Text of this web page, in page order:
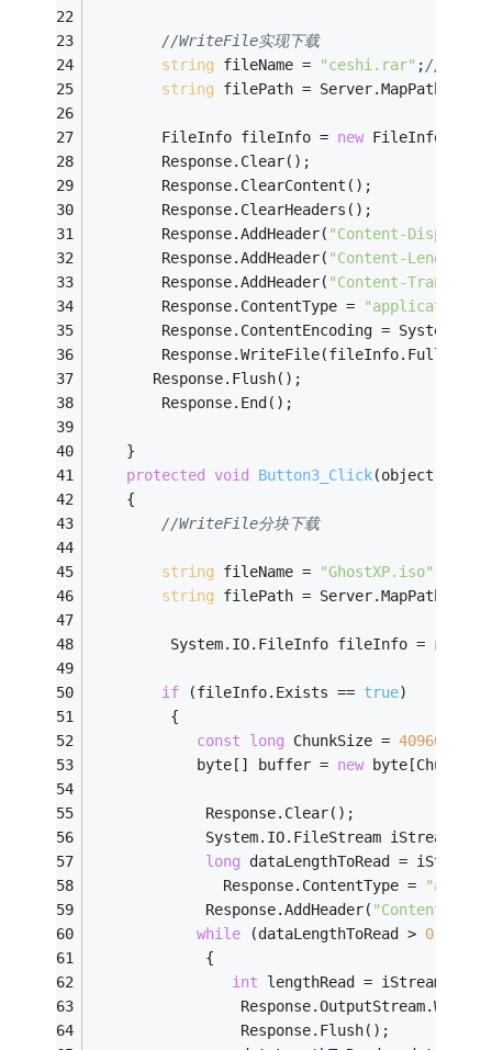
//WriteFile实现下载
string fileName = "ceshi.rar" ;//客户端
string filePath = Server.MapPath(
        FileInfo fileInfo =
new
        Response.Clear();
        Response.ClearContent();
        Response.ClearHeaders();
        Response.AddHeader(
"Content-
        Response.AddHeader(
"Content-Length"
        Response.AddHeader(
"Content-Transfer-
        Response.ContentType =
"application/
Response.ContentEncoding =
       Response.Flush();
        Response.End();
    }
protected
void Button3_Click(object
    {
//WriteFile分块下载
string fileName = "GhostXP.iso"
string filePath = Server.MapPath(
         System.IO.FileInfo fileInfo =
new
if (fileInfo.Exists == true)
         {
const
long ChunkSize = 409600
            byte[] buffer =
new
             Response.Clear();
System.IO.FileStream iStream =
long dataLengthToRead =
               Response.ContentType =
             Response.AddHeader(
"Content-
while (dataLengthToRead > 0
             {
int lengthRead =
                 Response.Flush();